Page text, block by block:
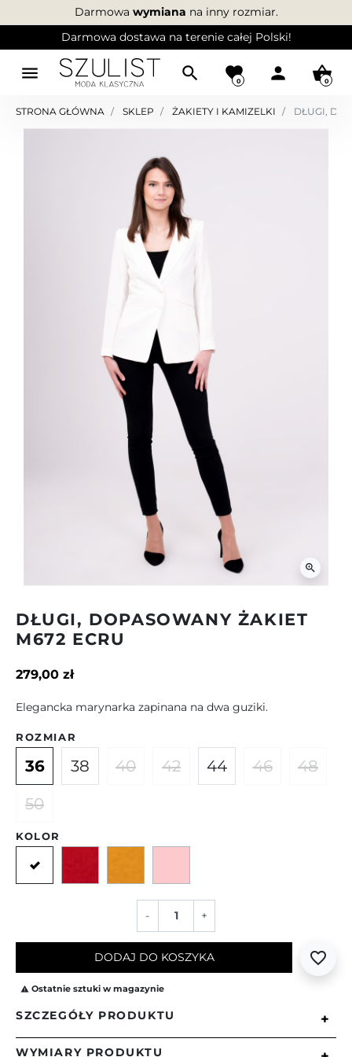
Darmowa wymiana na inny rozmiar.
Darmowa dostawa na terenie całej Polski!
menu search favorite
0 person shopping_basket
0
STRONA GŁÓWNA SKLEP ŻAKIETY I KAMIZELKI DŁUGI,
zoom_in
DŁUGI, DOPASOWANY ŻAKIET
M672 ECRU
279,00 zł
Elegancka marynarka zapinana na dwa guziki.
ROZMIAR
36 38 40 42 44 46
48
50
KOLOR
- +
DODAJ DO KOSZYKA favorite_border
 Ostatnie sztuki w magazynie
SZCZEGÓŁY PRODUKTU +
WYMIARY PRODUKTU